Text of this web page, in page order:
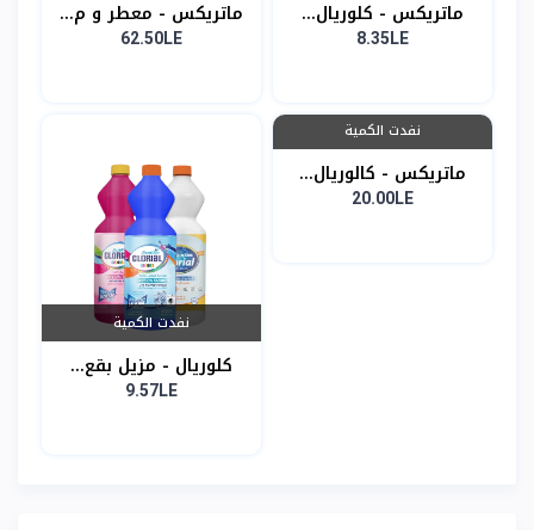
ماتريكس - كلوريال...
8.35LE
ماتريكس - معطر و م...
62.50LE
نفدت الكمية
ماتريكس - كالوريال...
20.00LE
نفدت الكمية
كلوريال - مزيل بقع...
9.57LE